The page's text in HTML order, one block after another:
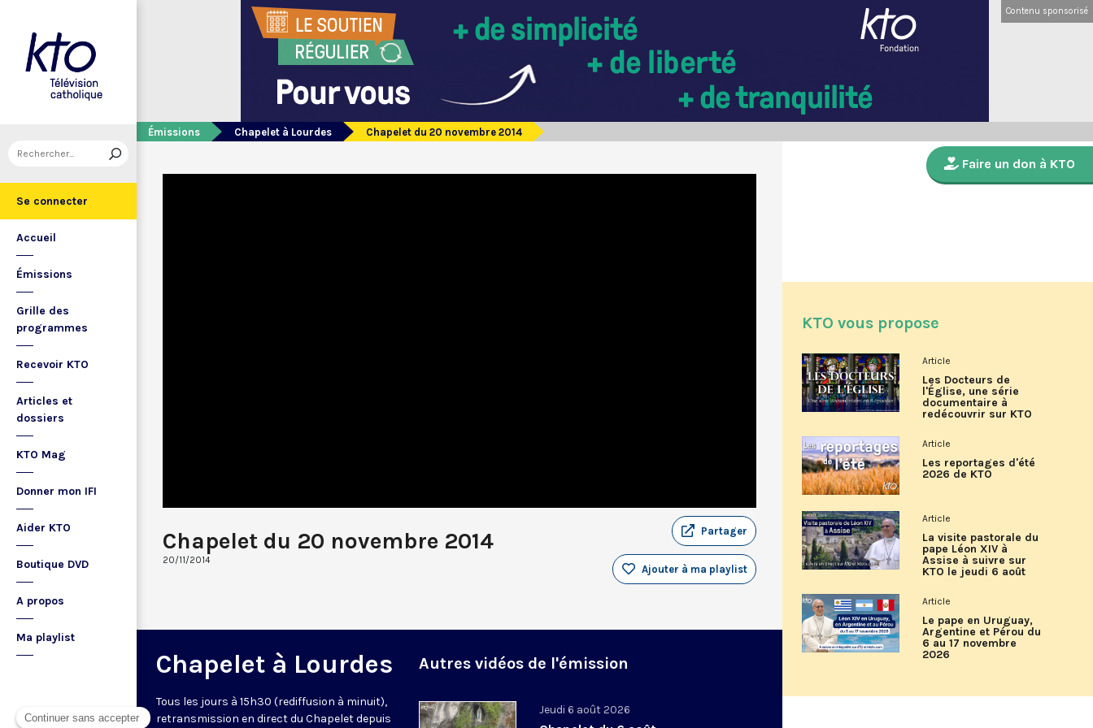
Se connecter
Accueil
Émissions
Grille des
programmes
Recevoir KTO
Articles et
dossiers
KTO Mag
Donner mon IFI
Aider KTO
Boutique DVD
A propos
Ma playlist
Contenu sponsorisé
Émissions Chapelet à Lourdes Chapelet du 20 novembre 2014
Chapelet du 20 novembre 2014
20/11/2014
Partager
Ajouter à ma playlist
Chapelet à Lourdes
Tous les jours à 15h30 (rediffusion à minuit),
retransmission en direct du Chapelet depuis
Autres vidéos de l'émission
Jeudi 6 août 2026
Faire un don à KTO
KTO vous propose
Article
Les Docteurs de
l'Église, une série
documentaire à
redécouvrir sur KTO
Article
Les reportages d'été
2026 de KTO
Article
La visite pastorale du
pape Léon XIV à
Assise à suivre sur
KTO le jeudi 6 août
Article
Le pape en Uruguay,
Argentine et Pérou du
6 au 17 novembre
2026